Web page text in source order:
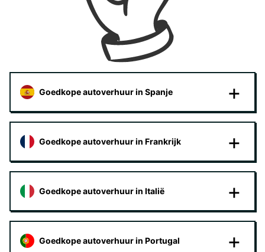
Goedkope autoverhuur in Spanje
Goedkope autoverhuur in Frankrijk
Goedkope autoverhuur in Italië
Goedkope autoverhuur in Portugal